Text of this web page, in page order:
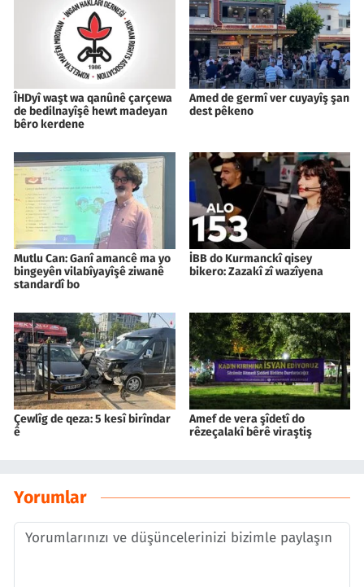
ÎHDyî waşt wa qanûnê çarçewa
de bedilnayîşê hewt madeyan
bêro kerdene
Amed de germî ver cuyayîş şan
dest pêkeno
Mutlu Can: Ganî amancê ma yo
bingeyên vilabîyayîşê ziwanê
standardî bo
İBB do Kurmanckî qisey
bikero: Zazakî zî wazîyena
Çewlîg de qeza: 5 kesî birîndar
ê
Amef de vera şîdetî do
rêzeçalakî bêrê viraştiş
Yorumlar